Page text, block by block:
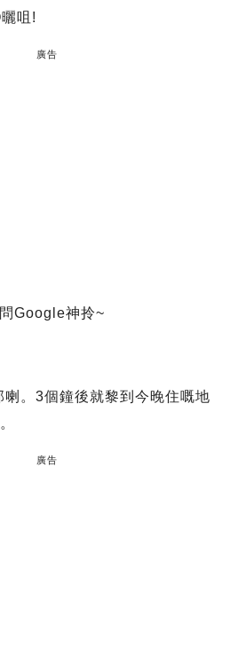
咀!
廣告
Google神拎~
喇。3個鐘後就黎到今晚住嘅地
。
廣告